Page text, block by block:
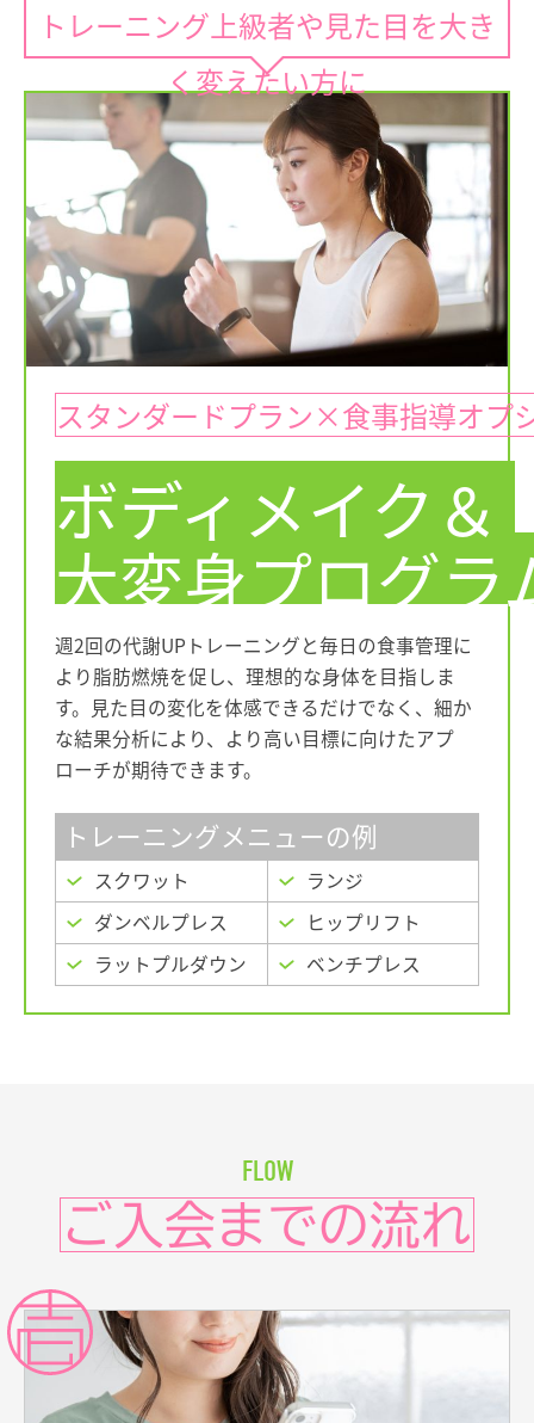
トレーニング上級者や見た目を大き
く変えたい方に
スタンダードプラン×食事指導オプ
ボディメイク＆
大変身プログラ
週2回の代謝UPトレーニングと毎日の食事管理に
より脂肪燃焼を促し、 理想的な身体を目指しま
す。 見た目の変化を体感できるだけでなく、細か
な結果分析により、 より高い目標に向けたアプ
ローチが期待できます。
トレーニングメニューの例
スクワット
ランジ
ダンベルプレス
ヒップリフト
ラットプルダウン
ベンチプレス
FLOW
ご入会までの流れ